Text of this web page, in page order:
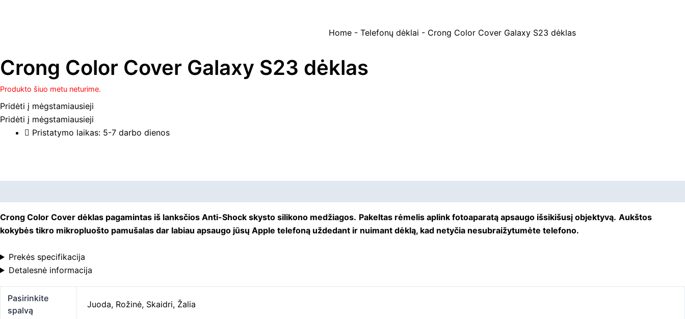
Home -Telefonų dėklai - Crong Color Cover Galaxy S23 dėklas
Crong Color Cover Galaxy S23 dėklas
Produkto šiuo metu neturime.
Pridėti į mėgstamiausieji
Pridėti į mėgstamiausieji
Pristatymo laikas: 5-7 darbo dienos
Crong Color Cover dėklas pagamintas iš lanksčios Anti-Shock skysto silikono medžiagos. Pakeltas rėmelis aplink fotoaparatą apsaugo išsikišusį objektyvą. Aukštos
kokybės tikro mikropluošto pamušalas dar labiau apsaugo jūsų Apple telefoną uždedant ir nuimant dėklą, kad netyčia nesubraižytumėte telefono.
Prekės specifikacija
Detalesnė informacija
Pasirinkite
spalvą
Juoda, Rožinė, Skaidri, Žalia